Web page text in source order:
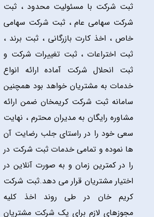
ثبت شرکت با مسئولیت محدود ، ثبت
شرکت سهامی عام ، ثبت شرکت سهامی
خاص ، اخذ کارت بازرگانی ، ثبت برند ،
ثبت اختراعات ، ثبت تغییرات شرکت و
ثبت انحلال شرکت آماده ارائه انواع
خدمات به مشتریان خواهد بود همچنین
سامانه ثبت شرکت کریمخان ضمن ارائه
مشاوره رایگان به مدیران محترم ، نهایت
سعی خود را در راستای جلب رضایت آن
ها نموده و تمامی خدمات ثبت شرکت در
را در کمترین زمان و به صورت آنلاین در
اختیار مشتریان قرار می دهد.ثبت شرکت
کریم خان در طی روند اخذ کلیه
مجوزهای لازم برای یک شرکت مشتریان